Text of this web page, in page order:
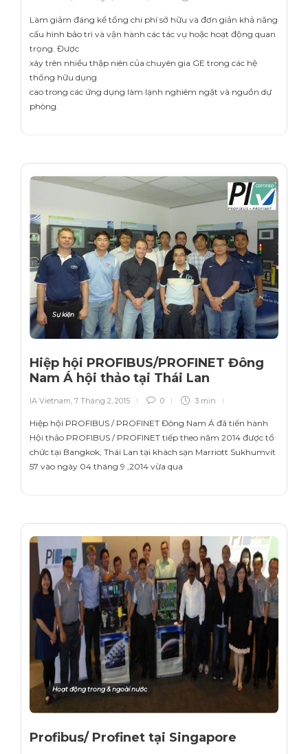
Làm giảm đáng kể tổng chi phí sở hữu và đơn giản khả năng
cấu hình bảo trì và vận hành các tác vụ hoặc hoạt động quan
trọng. Được
xây trên nhiều thập niên của chuyên gia GE trong các hệ
thống hữu dụng
cao trong các ứng dụng làm lạnh nghiêm ngặt và nguồn dự
phòng.
Sự kiện
Hiệp hội PROFIBUS/PROFINET Đông
Nam Á hội thảo tại Thái Lan
IA Vietnam 7 Tháng 2, 2015 0 3 min
Hiệp hội PROFIBUS / PROFINET Đông Nam Á đã tiến hành
Hội thảo PROFIBUS / PROFINET tiếp theo năm 2014 được tổ
chức tại Bangkok, Thái Lan tại khách sạn Marriott Sukhumvit
57 vào ngày 04 tháng 9 ,2014 vừa qua
Hoạt động trong & ngoài nước
Profibus/ Profinet tại Singapore